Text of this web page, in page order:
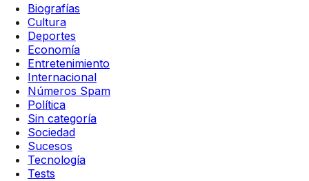
Biografías
Cultura
Deportes
Economía
Entretenimiento
Internacional
Números Spam
Política
Sin categoría
Sociedad
Sucesos
Tecnología
Tests